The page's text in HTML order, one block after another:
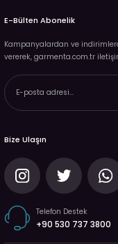
E-Bülten Abonelik
Kampanyalardan ve
vererek, garmenta.com.tr
Bize Ulaşın
Telefon Destek
+90 530 737 3800